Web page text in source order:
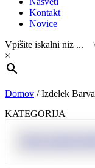
Kontakt
Novice
Vpišite iskalni niz ...
×
Domov /Izdelek Barva
KATEGORIJA